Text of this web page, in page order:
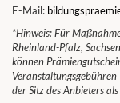
E-Mail:
*Hinweis: Für
Rheinland-Pfalz,
können
der Sitz des Anbieters